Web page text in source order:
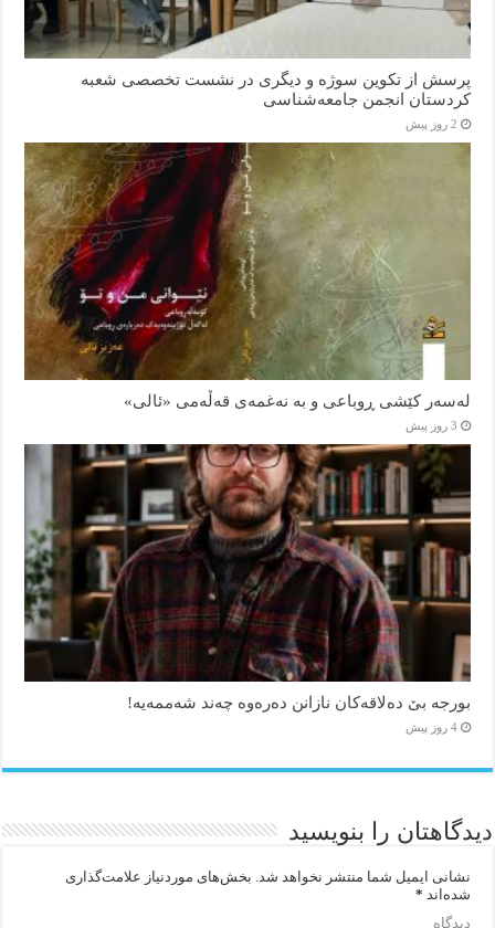
پرسش از تکوین سوژه و دیگری در نشست تخصصی شعبه
کردستان انجمن جامعه‌شناسی
2 روز پیش
لەسەر کێشی ڕوباعی و به نەغمەی قەڵەمی «ئالی»
3 روز پیش
بورجە بێ دەلاقەکان نازانن دەرەوە چەند شەممەیە!
4 روز پیش
دیدگاهتان را بنویسید
نشانی ایمیل شما منتشر نخواهد شد. بخش‌های موردنیاز علامت‌گذاری
شده‌اند *
دیدگاه